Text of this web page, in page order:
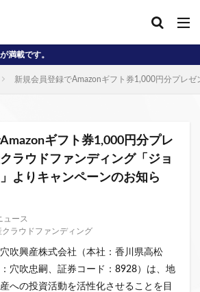
新規会員登録でAmazonギフト券1,000円分プレ
ギフト券1,000円分プレ
ラウドファンディング「ジョ
よりキャンペーンのお知ら
ュース
クラウドファンディング
吹興産株式会社（本社：香川県高松
穴吹忠嗣、証券コード：8928）は、地
への投資活動を活性化させることを目
インタビュー動画
ングコラム
グコラム ソーシャル
ンディング・オブ・ザ・イヤー
ンディング協会
元本割れ 動画 匿名組合